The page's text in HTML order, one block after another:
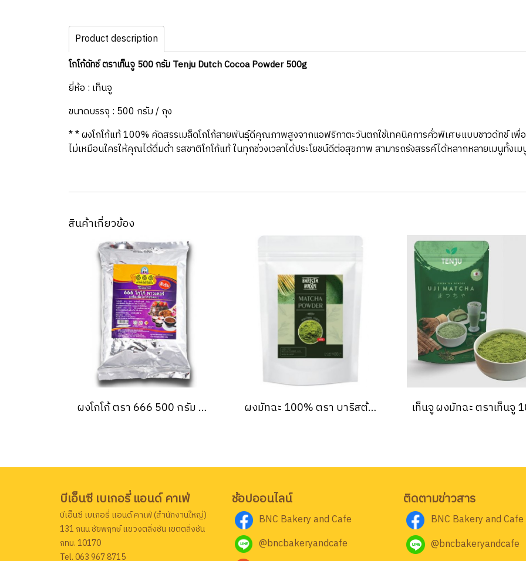
Product description
โกโก้ดัทช์ ตราเท็นจู 500 กรัม Tenju Dutch Cocoa Powder 500g
ยี่ห้อ : เท็นจู
ขนาดบรรจุ : 500 กรัม / ถุง
* * ผงโกโก้แท้ 100% คัดสรรเมล็ดโกโก้สายพันธุ์ดีคุณภาพสูงจากแอฟริกาตะวันตกใช้เทคนิคการคั่วพิเศษแบบชาวดัทช์ เ
ไม่เหมือนใครให้คุณได้ดื่มด่ำ รสชาติโกโก้แท้ ในทุกช่วงเวลาได้ประโยชน์ดีต่อสุขภาพ สามารถรังสรรค์ได้หลากหลายเมนูทั้งเม
สินค้าเกี่ยวข้อง
ผงโกโก้ ตรา 666 500 กรัม Cocao Powder 666 500g. ผงมัทฉะ 100% ตรา บาริสต้า บัดดี้ 100 กรัม Barista Buddy Matcha Powder 100% 100g.
บีเอ็นซี เบเกอรี่ แอนด์ คาเฟ่
บีเอ็นซี เบเกอรี่ แอนด์ คาเฟ่ (สำนักงานใหญ่)
131 ถนน ชัยพฤกษ์ แขวงตลิ่งชัน เขตตลิ่งชัน
กทม. 10170
Tel. 063 967 8715
ช้อปออนไลน์
BNC Bakery and Cafe
@bncbakeryandcafe
ติดตามข่าวสาร
BNC Bakery and Cafe
@bncbakeryandcafe